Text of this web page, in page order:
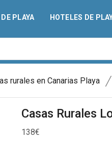
PLAYA HOTELES DE
rurales en Canarias Playa /
Casas Rurales
138€